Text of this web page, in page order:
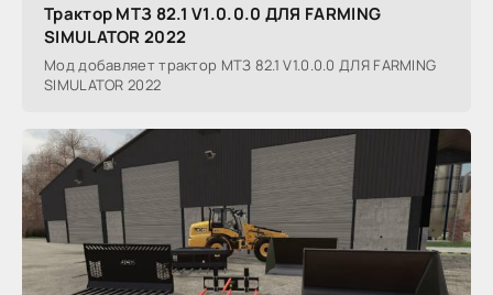
Трактор MTЗ 82.1 V1.0.0.0 ДЛЯ FARMING
SIMULATOR 2022
Мод добавляет трактор MTЗ 82.1 V1.0.0.0 ДЛЯ FARMING
SIMULATOR 2022